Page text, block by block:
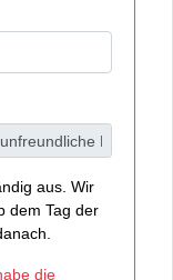
aus. Wir
dem Tag der
die